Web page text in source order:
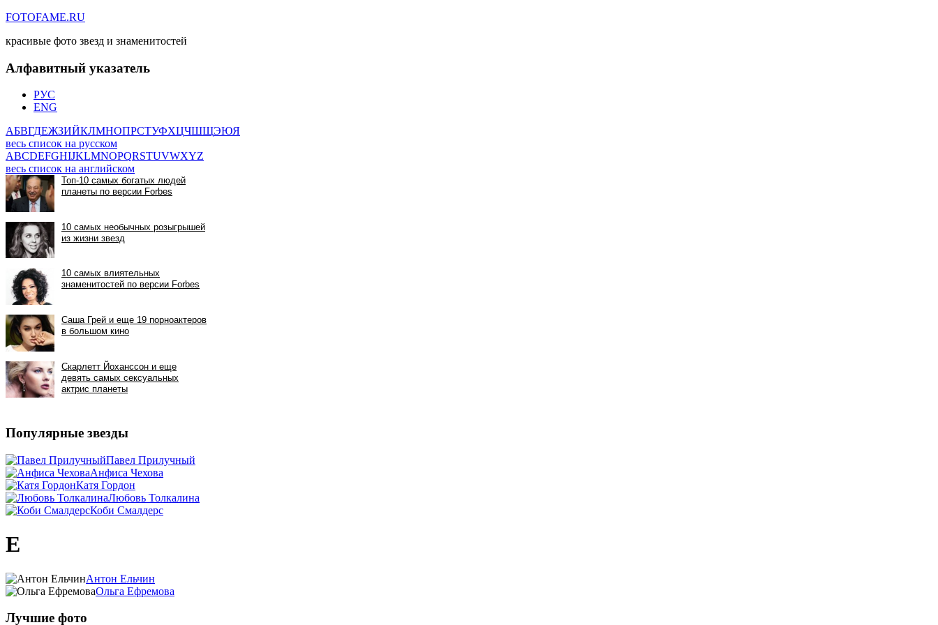
FOTOFAME.RU
красивые фото звезд и знаменитостей
Алфавитный указатель
РУС
ENG
АБВГДЕЖЗИЙКЛМНОПРСТУФХЦЧШЩЭЮЯ
весь список на русском
ABCDEFGHIJKLMNOPQRSTUVWXYZ
весь список на английском
Популярные звезды
Павел Прилучный
Анфиса Чехова
Катя Гордон
Любовь Толкалина
Коби Смалдерс
Е
Антон Ельчин
Ольга Ефремова
Лучшие фото